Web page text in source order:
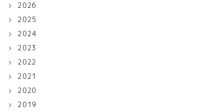
2026
2025
2024
2023
2022
2021
2020
2019